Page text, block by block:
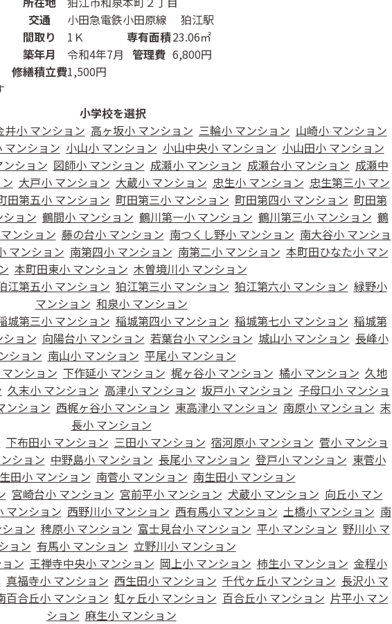
交通
小田急電鉄小田原線 狛江駅
間取り
1Ｋ 専有面積23.06㎡
築年月
令和4年7月 管理費 6,800円
修繕積立費1,500円
小学校を選択
井小 マンション 高ヶ坂小 マンション 三輪小 マンション 山崎小 マンション
マンション 小山小 マンション 小山中央小 マンション 小山田小 マンション
ション 図師小 マンション 成瀬小 マンション 成瀬台小 マンション 成瀬中
大戸小 マンション 大蔵小 マンション 忠生小 マンション 忠生第三小 マン
田第五小 マンション 町田第三小 マンション 町田第四小 マンション 町田第
ョン 鶴間小 マンション 鶴川第一小 マンション 鶴川第三小 マンション 鶴
ンション 藤の台小 マンション 南つくし野小 マンション 南大谷小 マンショ
マンション 南第四小 マンション 南第二小 マンション 本町田ひなた小 マン
本町田東小 マンション 木曽境川小 マンション
江第五小 マンション 狛江第三小 マンション 狛江第六小 マンション 緑野小
マンション 和泉小 マンション
城第三小 マンション 稲城第四小 マンション 稲城第七小 マンション 稲城第
ョン 向陽台小 マンション 若葉台小 マンション 城山小 マンション 長峰小
ション 南山小 マンション 平尾小 マンション
ンション 下作延小 マンション 梶ヶ谷小 マンション 橘小 マンション 久地
久末小 マンション 高津小 マンション 坂戸小 マンション 子母口小 マンショ
ンション 西梶ヶ谷小 マンション 東高津小 マンション 南原小 マンション 末
長小 マンション
下布田小 マンション 三田小 マンション 宿河原小 マンション 菅小 マンショ
ション 中野島小 マンション 長尾小 マンション 登戸小 マンション 東菅小
田小 マンション 南菅小 マンション 南生田小 マンション
宮崎台小 マンション 宮前平小 マンション 犬蔵小 マンション 向丘小 マン
マンション 西野川小 マンション 西有馬小 マンション 土橋小 マンション 南
ョン 稗原小 マンション 富士見台小 マンション 平小 マンション 野川小 マ
ョン 有馬小 マンション 立野川小 マンション
ン 王禅寺中央小 マンション 岡上小 マンション 柿生小 マンション 金程小
真福寺小 マンション 西生田小 マンション 千代ヶ丘小 マンション 長沢小 マ
百合丘小 マンション 虹ヶ丘小 マンション 百合丘小 マンション 片平小 マン
ション 麻生小 マンション